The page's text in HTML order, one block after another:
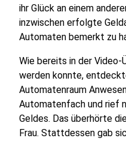
ihr Glück an einem
inzwischen erfolgte
Automaten bemerkt zu
Wie bereits in der
werden konnte,
Automatenraum
Automatenfach und rief
Geldes. Das überhörte
Frau. Stattdessen gab